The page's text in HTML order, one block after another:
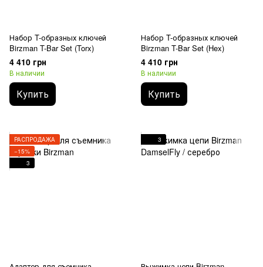
Набор T-образных ключей
Birzman T-Bar Set (Torx)
4 410 грн
В наличии
Купить
Набор T-образных ключей
Birzman T-Bar Set (Hex)
4 410 грн
В наличии
Купить
РАСПРОДАЖА
−15%
3
3